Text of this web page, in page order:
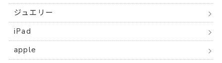
ジュエリー
iPad
apple